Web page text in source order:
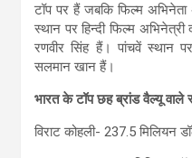
टॉप पर हैं जबकि फिल्म
स्थान पर हिन्दी फिल्म
रणवीर सिंह हैं। पांचवें
सलमान खान हैं।
भारत के टॉप छह ब्रांड वैल्यू वाले
विराट कोहली- 237.5 मिलियन